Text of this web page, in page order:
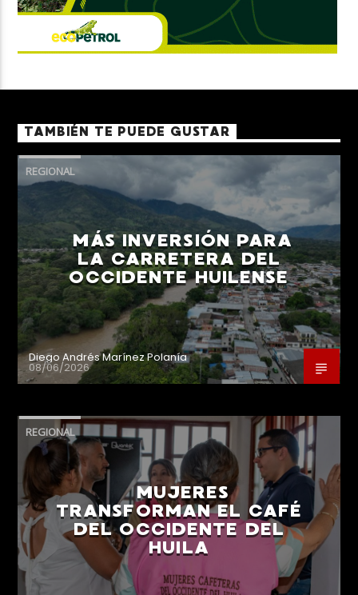
TAMBIÉN TE PUEDE GUSTAR
REGIONAL
MÁS INVERSIÓN PARA
LA CARRETERA DEL
OCCIDENTE HUILENSE
Diego Andrés Marínez Polanía
08/06/2026
REGIONAL
MUJERES
TRANSFORMAN EL CAFÉ
DEL OCCIDENTE DEL
HUILA